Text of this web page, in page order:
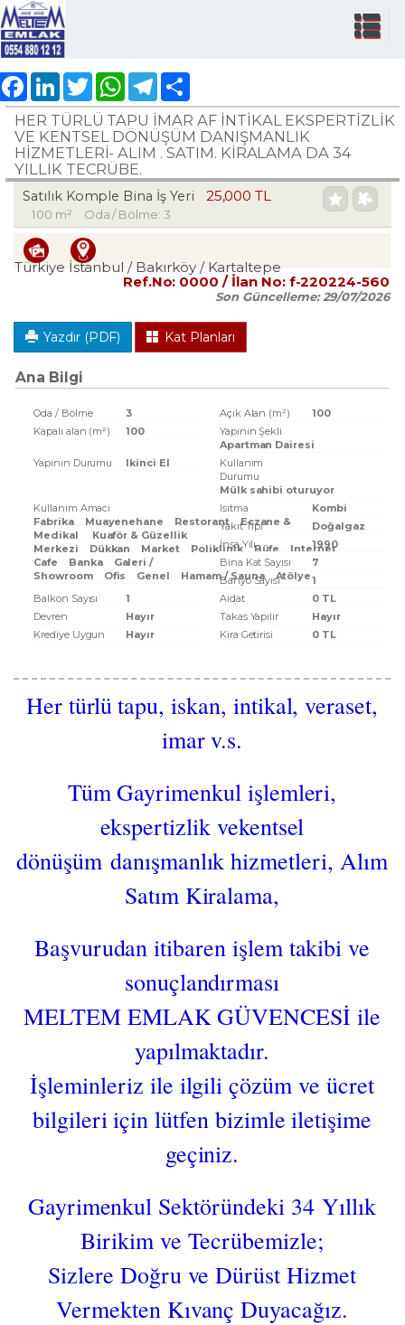
FacebookLinkedInTwitter WhatsAppTelegram
HER TÜRLÜ TAPU İMAR AF İNTİKAL EKSPERTİZLİK
VE KENTSEL DÖNÜŞÜM DANIŞMANLIK
HİZMETLERİ- ALIM . SATIM. KİRALAMA DA 34
YILLIK TECRÜBE.
Satılık Komple Bina İş Yeri 25,000 TL
100 m² Oda / Bölme: 3
Türkiye İstanbul / Bakırköy/ Kartaltepe
Ref.No: 0000 / İlan No: f-220224-560
Son Güncelleme:29/07/2026
Yazdır (PDF) Kat Planları
Ana Bilgi
Oda / Bölme 3 Açık Alan (m²)
100
Kapalı alan (m²)
100
Yapının Şekli
Apartman Dairesi
Yapının Durumu
Ikinci El
Kullanım
Durumu
Mülk sahibi oturuyor
Kullanım Amacı
Fabrika
Muayenehane Restorant
Eczane &
Medikal
Kuaför & Güzellik
Merkezi
Dükkan Market Poliklinik Büfe
Internet
Cafe
Banka
Galeri /
Showroom
Ofis Genel Hamam / Sauna Atölye
Isıtma
Kombi
Yakıt Tipi
Doğalgaz
İnşa Yılı
1990
Bina Kat Sayısı
7
Banyo Sayısı
1
Balkon Sayısı
1 Aidat
0 TL
Devren
Hayır Takas Yapılır
Hayır
Krediye Uygun
Hayır Kira Getirisi 0 TL
Her türlü tapu, iskan, intikal, veraset,
imar v.s.
Tüm Gayrimenkul işlemleri,
ekspertizlik vekentsel
dönüşüm danışmanlık hizmetleri, Alım
Satım Kiralama,
Başvurudan itibaren işlem takibi ve
sonuçlandırması
MELTEM EMLAK GÜVENCESİ ile
yapılmaktadır.
İşleminleriz ile ilgili çözüm ve ücret
bilgileri için lütfen bizimle iletişime
geçiniz.
Gayrimenkul Sektöründeki 34 Yıllık
Birikim ve Tecrübemizle;
Sizlere Doğru ve Dürüst Hizmet
Vermekten Kıvanç Duyacağız.